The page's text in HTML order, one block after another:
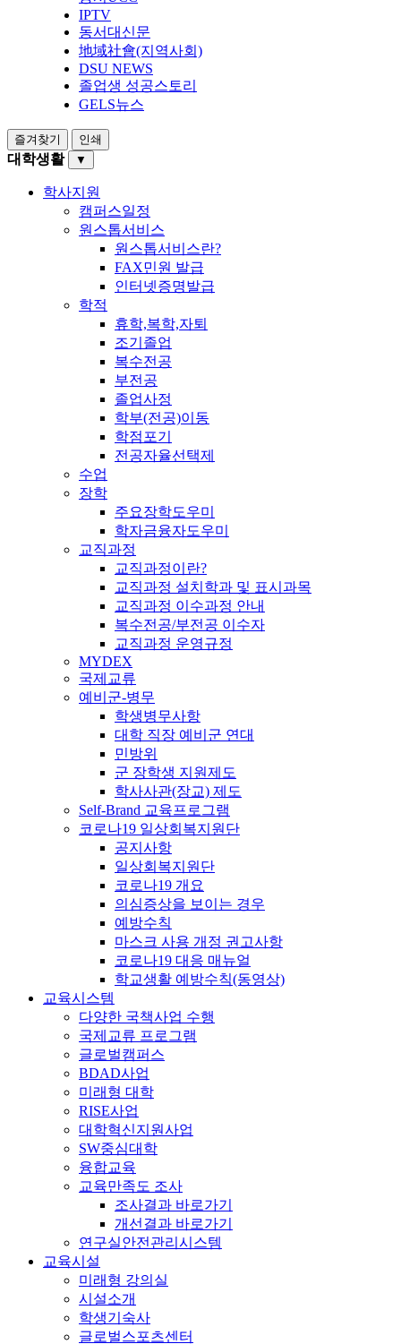
IPTV
동서대신문
地域社會(지역사회)
DSU NEWS
졸업생 성공스토리
GELS뉴스
즐겨찾기 인쇄
대학생활 ▼
학사지원
캠퍼스일정
원스톱서비스
원스톱서비스란?
FAX민원 발급
인터넷증명발급
학적
휴학,복학,자퇴
조기졸업
복수전공
부전공
졸업사정
학부(전공)이동
학점포기
전공자율선택제
수업
장학
주요장학도우미
학자금융자도우미
교직과정
교직과정이란?
교직과정 설치학과 및 표시과목
교직과정 이수과정 안내
복수전공/부전공 이수자
교직과정 운영규정
MYDEX
국제교류
예비군-병무
학생병무사항
대학 직장 예비군 연대
민방위
군 장학생 지원제도
학사사관(장교) 제도
Self-Brand 교육프로그램
코로나19 일상회복지원단
공지사항
일상회복지원단
코로나19 개요
의심증상을 보이는 경우
예방수칙
마스크 사용 개정 권고사항
코로나19 대응 매뉴얼
학교생활 예방수칙(동영상)
교육시스템
다양한 국책사업 수행
국제교류 프로그램
글로벌캠퍼스
BDAD사업
미래형 대학
RISE사업
대학혁신지원사업
SW중심대학
융합교육
교육만족도 조사
조사결과 바로가기
개선결과 바로가기
연구실안전관리시스템
교육시설
미래형 강의실
시설소개
학생기숙사
글로벌스포츠센터